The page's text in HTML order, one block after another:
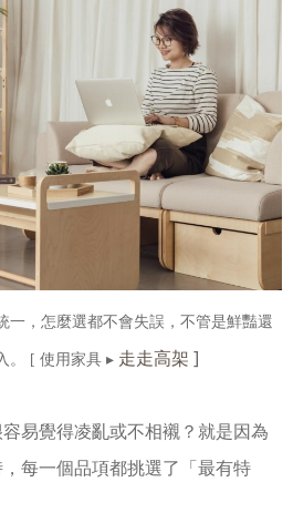
一，怎麼選都不會失誤，不管是鮮豔還
[ 使用家具 ▸ 走走高架 ]
易覺得凌亂或不相襯？就是因為
每一個品項都挑選了「最有特